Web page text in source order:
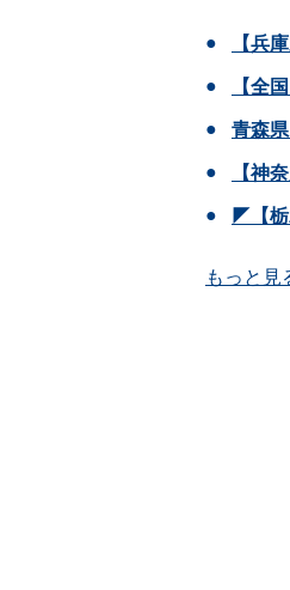
【兵
【全
青森
【神
◤【
もっと見